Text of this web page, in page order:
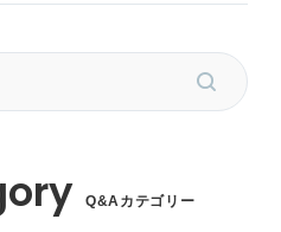
Q&Aカテゴリー